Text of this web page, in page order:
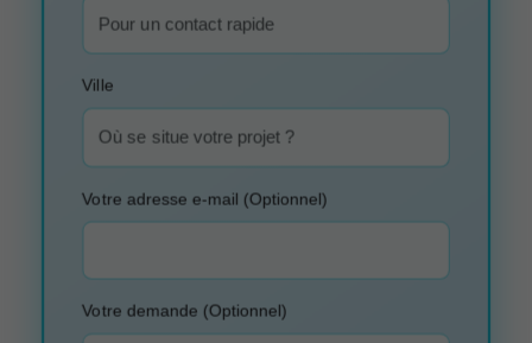
Ville
Votre adresse e-mail (Optionnel)
Votre demande (Optionnel)